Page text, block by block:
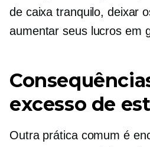
de caixa tranquilo, deixar
aumentar seus lucros em
excesso de
Outra prática comum é